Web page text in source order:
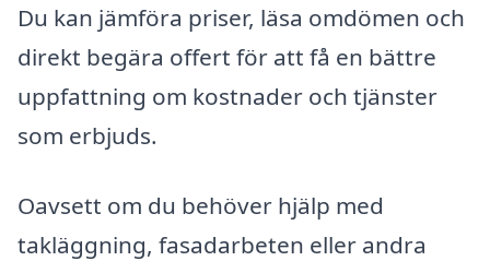
Du kan jämföra priser, läsa omdömen och
direkt begära offert för att få en bättre
uppfattning om kostnader och tjänster
som erbjuds.
Oavsett om du behöver hjälp med
takläggning, fasadarbeten eller andra